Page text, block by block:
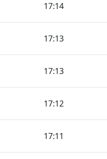
17:14
17:13
17:13
17:12
17:11